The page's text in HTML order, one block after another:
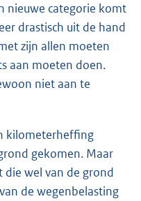
nieuwe categorie komt
drastisch uit de hand
zijn allen moeten
aan moeten doen.
niet aan te
kilometerheffing
gekomen. Maar
wel van de grond
de wegenbelasting